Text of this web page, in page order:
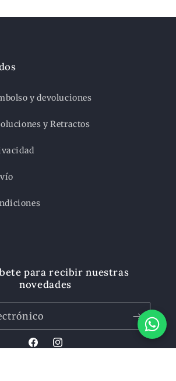
y devoluciones
y Retractos
para recibir nuestras
novedades
FacebookInstagram